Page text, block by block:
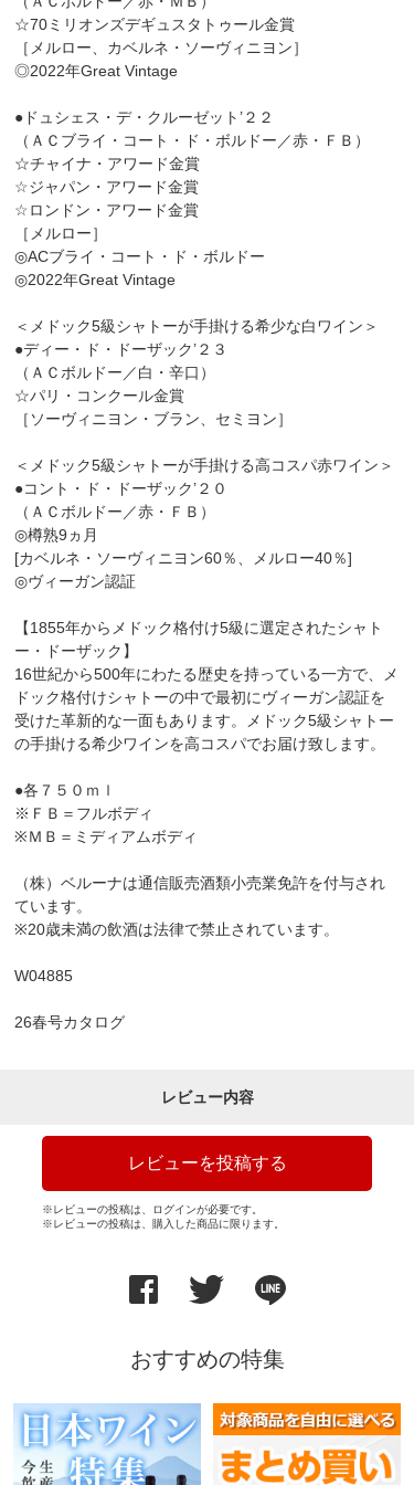
☆70ミリオンズデギュスタトゥール金賞
［メルロー、カベルネ・ソーヴィニヨン］
◎2022年Great Vintage
●ドュシェス・デ・クルーゼット’２２
（ＡＣブライ・コート・ド・ボルドー／赤・ＦＢ）
☆チャイナ・アワード金賞
☆ジャパン・アワード金賞
☆ロンドン・アワード金賞
［メルロー］
◎ACブライ・コート・ド・ボルドー
◎2022年Great Vintage
＜メドック5級シャトーが手掛ける希少な白ワイン＞
●ディー・ド・ドーザック’２３
（ＡＣボルドー／白・辛口）
☆パリ・コンクール金賞
［ソーヴィニヨン・ブラン、セミヨン］
＜メドック5級シャトーが手掛ける高コスパ赤ワイン＞
●コント・ド・ドーザック’２０
（ＡＣボルドー／赤・ＦＢ）
◎樽熟9ヵ月
[カベルネ・ソーヴィニヨン60％、メルロー40％]
◎ヴィーガン認証
【1855年からメドック格付け5級に選定されたシャト
ー・ドーザック】
16世紀から500年にわたる歴史を持っている一方で、メ
ドック格付けシャトーの中で最初にヴィーガン認証を
受けた革新的な一面もあります。メドック5級シャトー
の手掛ける希少ワインを高コスパでお届け致します。
●各７５０ｍｌ
※ＦＢ＝フルボディ
※ＭＢ＝ミディアムボディ
（株）ベルーナは通信販売酒類小売業免許を付与され
ています。
※20歳未満の飲酒は法律で禁止されています。
W04885
26春号カタログ
レビュー内容
レビューを投稿する
※レビューの投稿は、ログインが必要です。
※レビューの投稿は、購入した商品に限ります。
おすすめの特集